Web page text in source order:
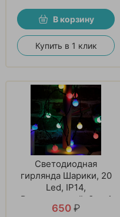
В корзину
Купить в 1 клик
Светодиодная
гирлянда Шарики, 20
Led, IP14,
Разноцветный, 3 м. 1
шт
650 ₽